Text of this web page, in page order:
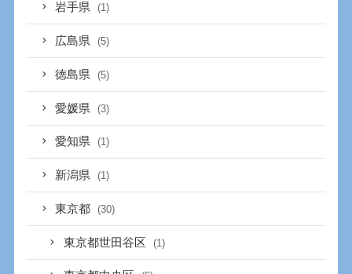
岩手県 (1)
広島県 (5)
徳島県 (5)
愛媛県 (3)
愛知県 (1)
新潟県 (1)
東京都 (30)
東京都世田谷区 (1)